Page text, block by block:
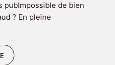
pubImpossible de bien
? En pleine